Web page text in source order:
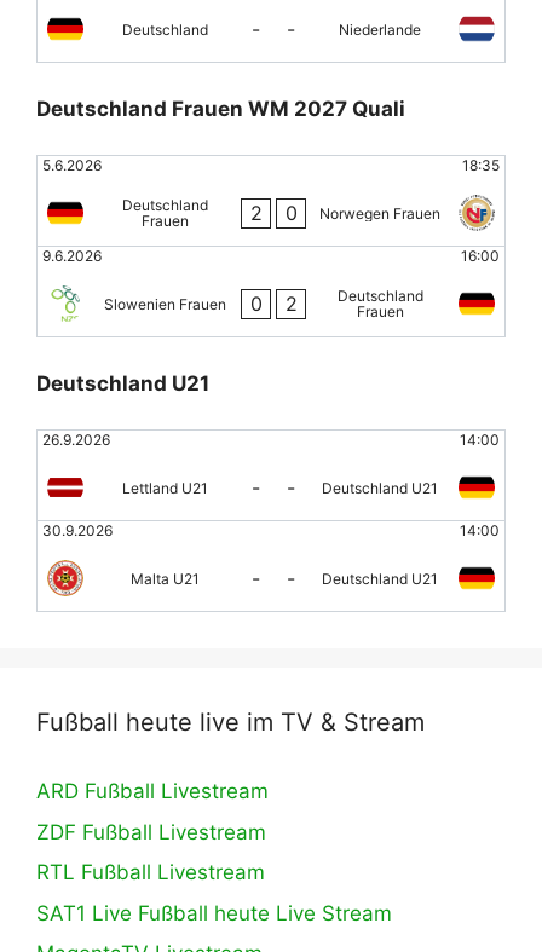
Deutschland - - Niederlande
Deutschland Frauen WM 2027 Quali
5.6.2026 18:35
Deutschland
Frauen
2 0 Norwegen Frauen
9.6.2026 16:00
Slowenien Frauen 0 2
Deutschland
Frauen
Deutschland U21
26.9.2026 14:00
Lettland U21 - - Deutschland U21
30.9.2026 14:00
Malta U21 - - Deutschland U21
Fußball heute live im TV & Stream
ARD Fußball Livestream
ZDF Fußball Livestream
RTL Fußball Livestream
SAT1 Live Fußball heute Live Stream